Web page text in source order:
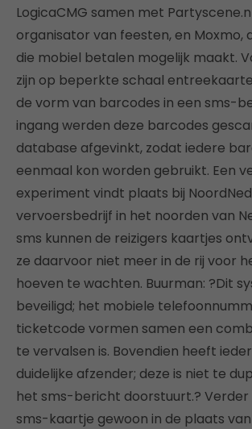
LogicaCMG samen met
organisator van feesten, en Moxmo,
die mobiel betalen mogelijk maakt.
zijn op beperkte schaal
de vorm van barcodes in een sms-
ingang werden deze barcodes
database afgevinkt, zodat iedere
eenmaal kon worden gebruikt. Een
experiment vindt plaats bij
vervoersbedrijf in het noorden van
sms kunnen de reizigers kaartjes
ze daarvoor niet meer in de rij voor
hoeven te wachten. Buurman: ?Dit
beveiligd; het mobiele
ticketcode vormen samen een
te vervalsen is. Bovendien heeft
duidelijke afzender; deze is niet te
het sms-bericht doorstuurt.?
sms-kaartje gewoon in de plaats